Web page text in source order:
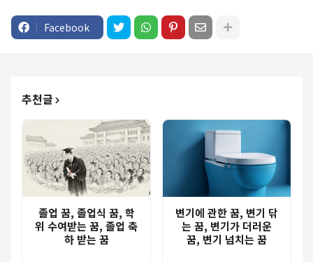
Facebook
추천글
졸업 꿈, 졸업식 꿈, 학
위 수여받는 꿈, 졸업 축
하 받는 꿈
변기에 관한 꿈, 변기 닦
는 꿈, 변기가 더러운
꿈, 변기 넘치는 꿈